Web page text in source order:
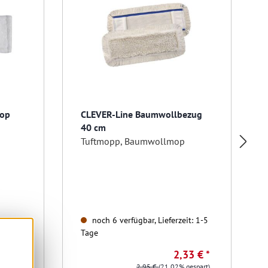
CLEVER-Line Baumwollbezug
40 cm
Tuftmopp, Baumwollmop
noch 6 verfügbar, Lieferzeit: 1-5
Tage
2,33 € *